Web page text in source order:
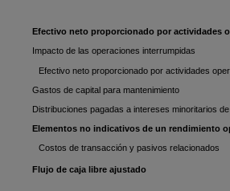
Efectivo neto proporcionado por actividades
Impacto de las operaciones interrumpidas
Efectivo neto proporcionado por actividades
Gastos de capital para mantenimiento
Distribuciones pagadas a intereses minoritarios
Elementos no indicativos de un rendimiento
Costos de transacción y pasivos relacionados
Flujo de caja libre ajustado